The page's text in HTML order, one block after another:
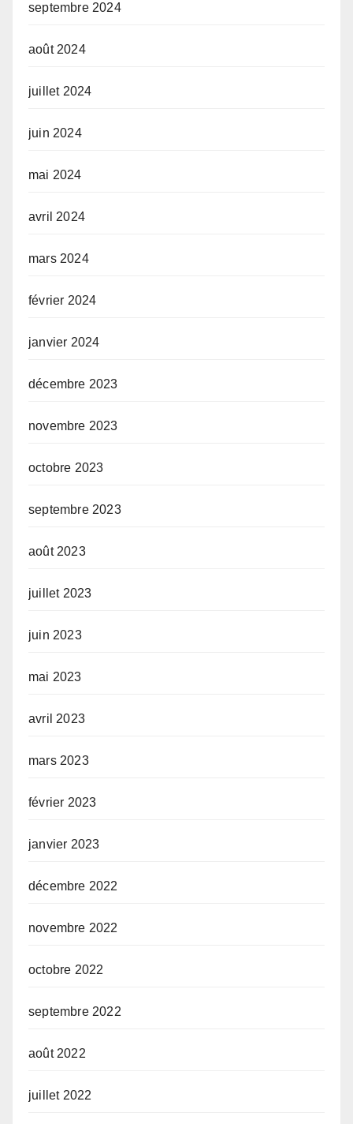
septembre 2024
août 2024
juillet 2024
juin 2024
mai 2024
avril 2024
mars 2024
février 2024
janvier 2024
décembre 2023
novembre 2023
octobre 2023
septembre 2023
août 2023
juillet 2023
juin 2023
mai 2023
avril 2023
mars 2023
février 2023
janvier 2023
décembre 2022
novembre 2022
octobre 2022
septembre 2022
août 2022
juillet 2022